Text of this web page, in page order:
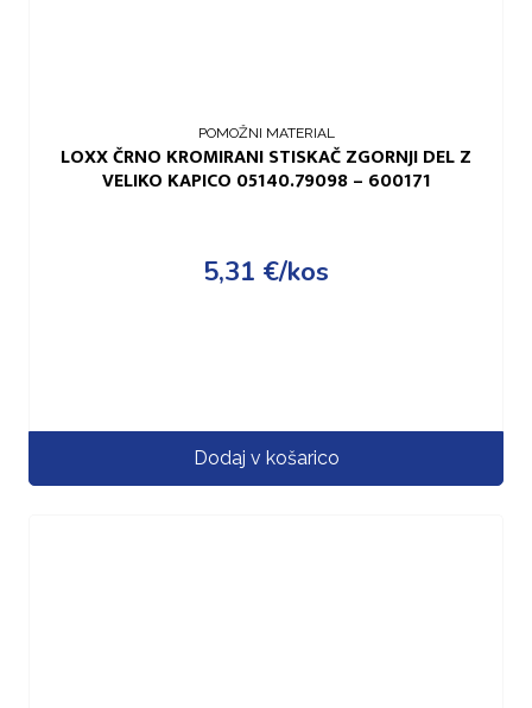
POMOŽNI MATERIAL
LOXX ČRNO KROMIRANI STISKAČ ZGORNJI DEL Z
VELIKO KAPICO 05140.79098 – 600171
5,31 €/kos
Dodaj v košarico